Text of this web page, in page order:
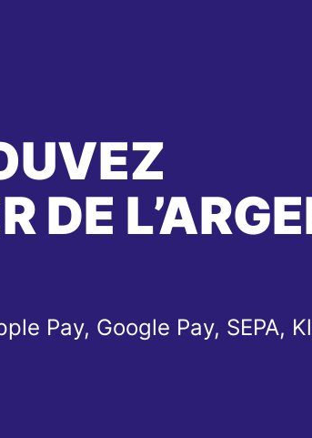
DE
Pay, Google Pay, SEPA,